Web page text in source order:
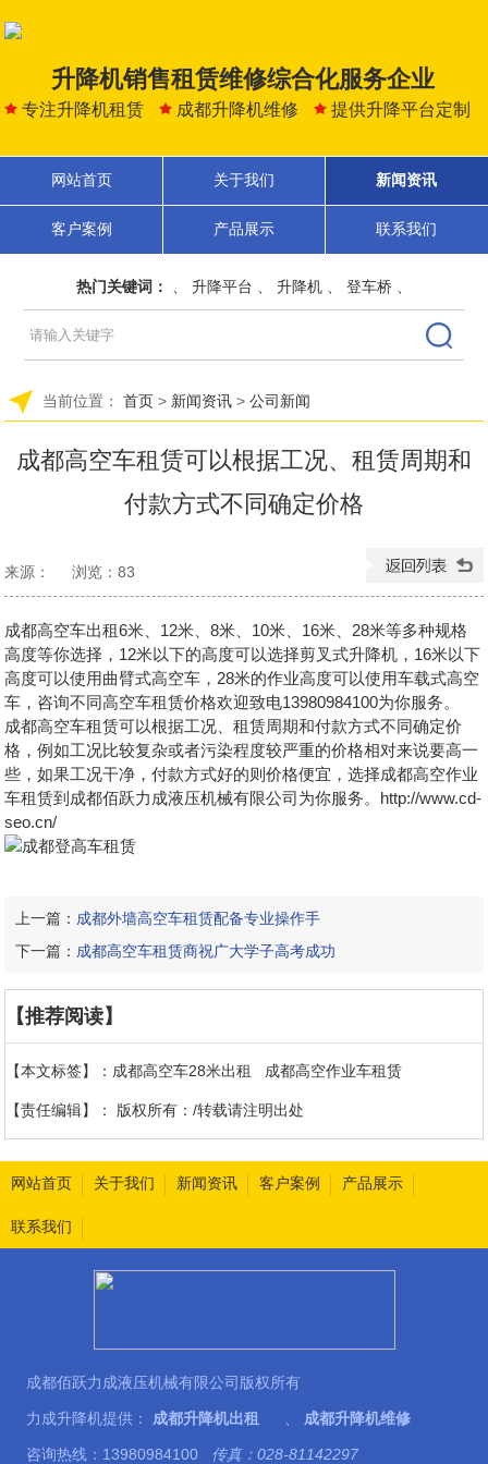
升降机销售租赁维修综合化服务企业
专注升降机租赁 成都升降机维修 提供升降平台定制
网站首页 关于我们 新闻资讯
客户案例 产品展示 联系我们
热门关键词： 升降平台 升降机 登车桥
当前位置： 首页 > 新闻资讯 >公司新闻
成都高空车租赁可以根据工况、租赁周期和
付款方式不同确定价格
来源： 浏览：83
成都高空车出租6米、12米、8米、10米、16米、28米等多种规格
高度等你选择，12米以下的高度可以选择剪叉式升降机，16米以下
高度可以使用曲臂式高空车，28米的作业高度可以使用车载式高空
车，咨询不同高空车租赁价格欢迎致电13980984100为你服务。
成都高空车租赁可以根据工况、租赁周期和付款方式不同确定价
格，例如工况比较复杂或者污染程度较严重的价格相对来说要高一
些，如果工况干净，付款方式好的则价格便宜，选择成都高空作业
车租赁到成都佰跃力成液压机械有限公司为你服务。http://www.cd-
seo.cn/
上一篇： 成都外墙高空车租赁配备专业操作手
下一篇： 成都高空车租赁商祝广大学子高考成功
【推荐阅读】
【本文标签】： 成都高空车28米出租 成都高空作业车租赁
【责任编辑】： 版权所有：/转载请注明出处
网站首页 关于我们 新闻资讯 客户案例 产品展示
联系我们
成都佰跃力成液压机械有限公司版权所有
力成升降机提供： 成都升降机出租 成都升降机维修
咨询热线：13980984100 传真：028-81142297